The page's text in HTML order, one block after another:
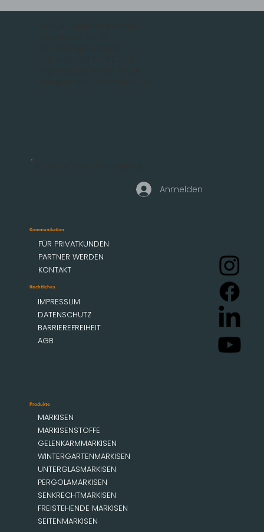
Produkte
MARKISEN
MARKISENSTOFFE
GELENKARMMARKISEN
WINTERGARTENMARKISEN
UNTERGLASMARKISEN
PERGOLAMARKISEN
SENKRECHTMARKISEN
FREISTEHENDE MARKISEN
SEITENMARKISEN
Kommunikation
FÜR PRIVATKUNDEN
PARTNER WERDEN
KONTAKT
Rechtliches
IMPRESSUM
DATENSCHUTZ
BARRIEREFREIHEIT
AGB
Anmelden